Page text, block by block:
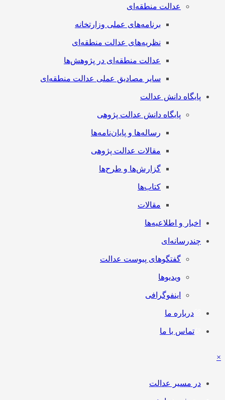
عدالت منطقه‌ای
برنامه‌های عملی وزارتخانه
نظریه‌های عدالت منطقه‌ای
عدالت منطقه‌ای در پژوهش‌ها
سایر مصادیق عملی عدالت منطقه‌ای
پایگاه دانش عدالت
پایگاه دانش عدالت پژوهی
رساله‌ها و پایان‌نامه‌ها
مقالات عدالت پژوهی
گزارش‌ها و طرح‌ها
کتاب‌ها
مقالات
اخبار و اطلاعیه‌ها
چندرسانه‌ای
گفتگوهای پیوست عدالت
ویدیوها
اینفوگرافی
درباره ما
تماس با ما
×
در مسیر عدالت